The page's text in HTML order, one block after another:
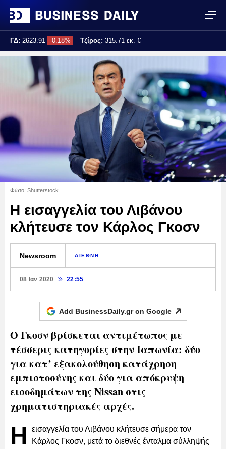
ΓΔ: 2623.91 -0.18% Τζίρος: 315.71 εκ. €
Τελ. ενημέρωση:
Φώτο: Shutterstock
Η εισαγγελία του Λιβάνου
κλήτευσε τον Κάρλος Γκοσν
Newsroom ΔΙΕΘΝΗ
08 Ιαν 2020 22:55
Add BusinessDaily.gr on Google
Ο Γκοσν βρίσκεται αντιμέτωπος με
τέσσερις κατηγορίες στην Ιαπωνία: δύο
για κατ’ εξακολούθηση κατάχρηση
εμπιστοσύνης και δύο για απόκρυψη
εισοδημάτων της Nissan στις
χρηματιστηριακές αρχές.
Η
εισαγγελία του Λιβάνου κλήτευσε σήμερα τον
Κάρλος Γκοσν, μετά το διεθνές ένταλμα σύλληψής